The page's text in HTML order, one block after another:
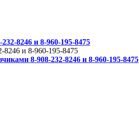
8246 и 8-960-195-8475
8246 и 8-960-195-8475
8-908-232-8246 и 8-960-195-8475